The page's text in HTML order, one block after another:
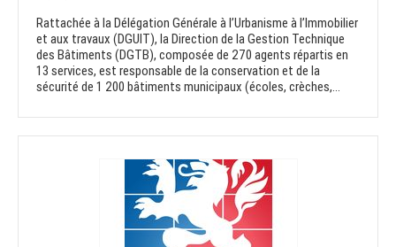
Rattachée à la Délégation Générale à l’Urbanisme à l’Immobilier
et aux travaux (DGUIT), la Direction de la Gestion Technique
des Bâtiments (DGTB), composée de 270 agents répartis en
13 services, est responsable de la conservation et de la
sécurité de 1 200 bâtiments municipaux (écoles, crèches,...